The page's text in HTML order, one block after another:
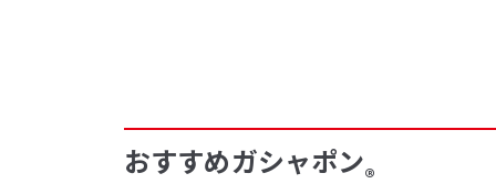
おすすめガシャポン®